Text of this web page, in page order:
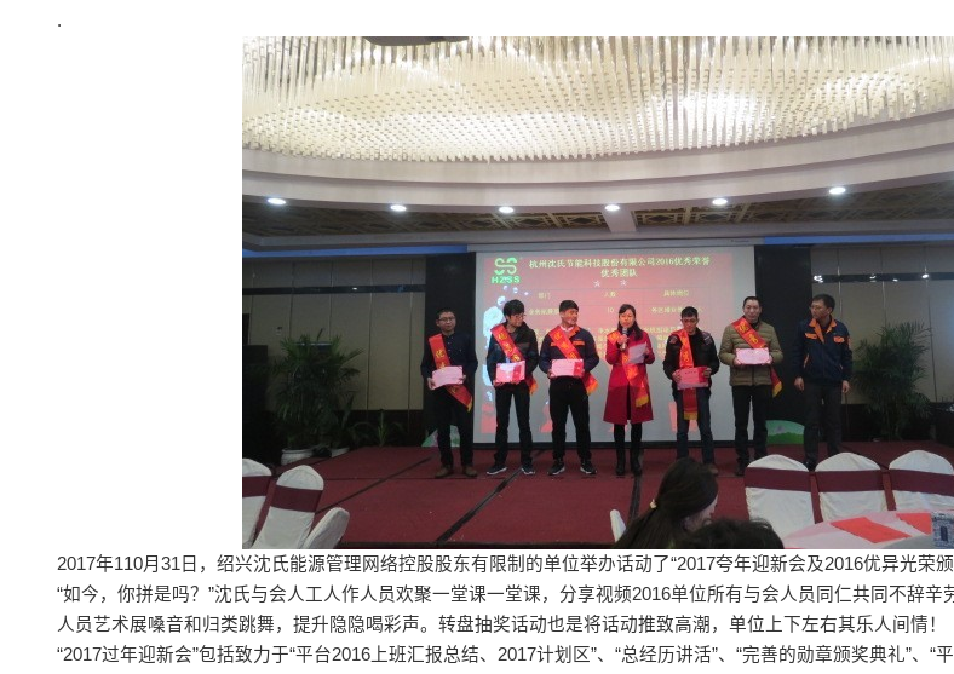
.
2017年110月31日，绍兴沈氏能源管理网络控股股东有限制的单位举办话动了“2017夸年迎新会及2016优异光荣
“如今，你拼是吗？”沈氏与会人工人作人员欢聚一堂课一堂课，分享视频2016单位所有与会人员同仁共同不辞辛
人员艺术展嗓音和归类跳舞，提升隐隐喝彩声。转盘抽奖话动也是将话动推致高潮，单位上下左右其乐人间情！
“2017过年迎新会”包括致力于“平台2016上班汇报总结、2017计划区”、“总经历讲活”、“完善的勋章颁奖典礼”、